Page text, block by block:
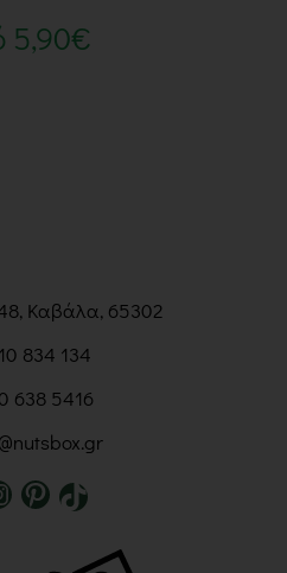
5,90€
Καβάλα, 65302
834 134
638 5416